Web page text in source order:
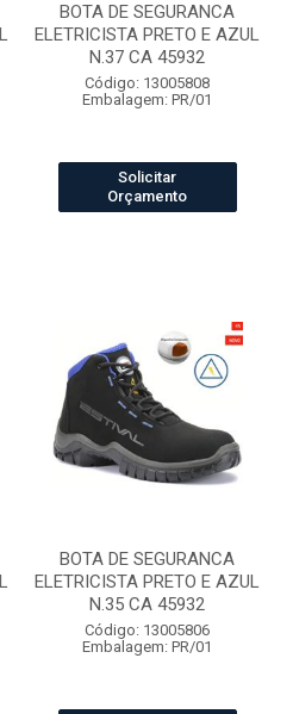
BOTA DE SEGURANCA
ELETRICISTA PRETO E AZUL
N.37 CA 45932
Código: 13005808
Embalagem: PR/01
Solicitar
Orçamento
BOTA DE SEGURANCA
ELETRICISTA PRETO E AZUL
N.35 CA 45932
Código: 13005806
Embalagem: PR/01